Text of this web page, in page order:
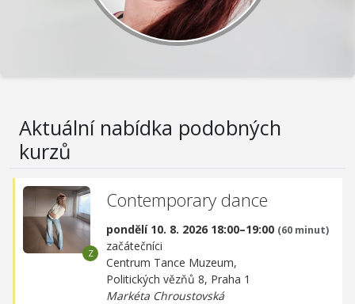
Aktuální nabídka podobných
kurzů
Contemporary dance
pondělí 10. 8. 2026 18:00–19:00 (60 minut)
začátečníci
Centrum Tance Muzeum,
Politických vězňů 8, Praha 1
Markéta Chroustovská